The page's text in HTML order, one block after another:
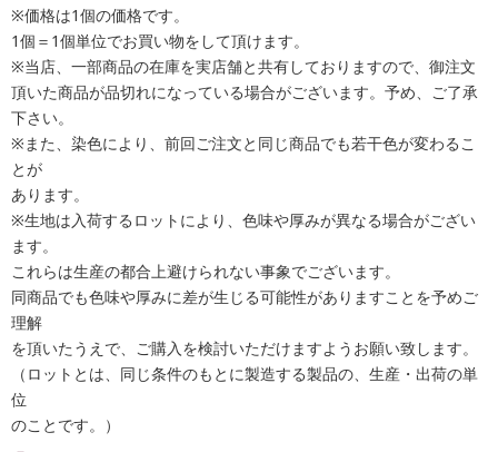
※価格は1個の価格です。
1個＝1個単位でお買い物をして頂けます。
※当店、一部商品の在庫を実店舗と共有しておりますので、御注文
頂いた商品が品切れになっている場合がございます。予め、ご了承
下さい。
※また、染色により、前回ご注文と同じ商品でも若干色が変わるこ
とが
あります。
※生地は入荷するロットにより、色味や厚みが異なる場合がござい
ます。
これらは生産の都合上避けられない事象でございます。
同商品でも色味や厚みに差が生じる可能性がありますことを予めご
理解
を頂いたうえで、ご購入を検討いただけますようお願い致します。
（ロットとは、同じ条件のもとに製造する製品の、生産・出荷の単
位
のことです。）